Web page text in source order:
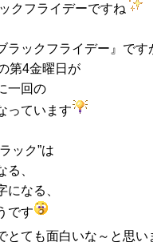
クフライデーですね
ラックフライデー』です
第4金曜日が
一回の
っています
ック”は
、
なる、
です
とても面白いな～と思い